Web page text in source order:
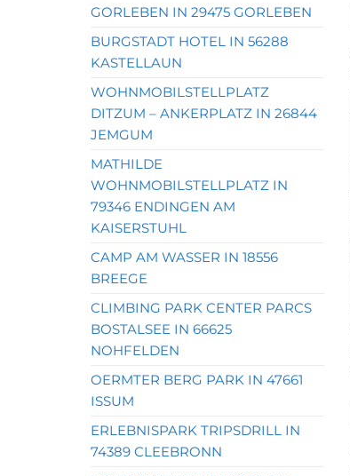
GORLEBEN IN 29475 GORLEBEN
BURGSTADT HOTEL IN 56288
KASTELLAUN
WOHNMOBILSTELLPLATZ
DITZUM – ANKERPLATZ IN 26844
JEMGUM
MATHILDE
WOHNMOBILSTELLPLATZ IN
79346 ENDINGEN AM
KAISERSTUHL
CAMP AM WASSER IN 18556
BREEGE
CLIMBING PARK CENTER PARCS
BOSTALSEE IN 66625
NOHFELDEN
OERMTER BERG PARK IN 47661
ISSUM
ERLEBNISPARK TRIPSDRILL IN
74389 CLEEBRONN